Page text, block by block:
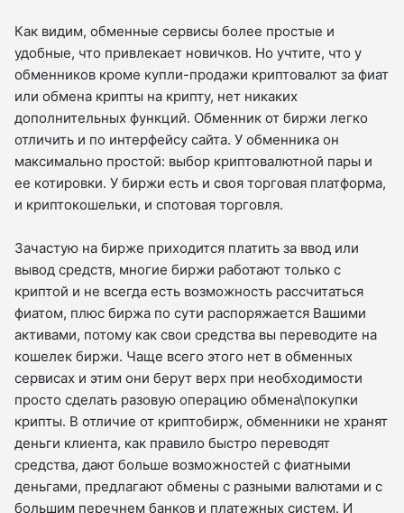
Как видим, обменные сервисы более простые и
удобные, что привлекает новичков. Но учтите, что у
обменников кроме купли-продажи криптовалют за фиат
или обмена крипты на крипту, нет никаких
дополнительных функций. Обменник от биржи легко
отличить и по интерфейсу сайта. У обменника он
максимально простой: выбор криптовалютной пары и
ее котировки. У биржи есть и своя торговая платформа,
и криптокошельки, и спотовая торговля.
Зачастую на бирже приходится платить за ввод или
вывод средств, многие биржи работают только с
криптой и не всегда есть возможность рассчитаться
фиатом, плюс биржа по сути распоряжается Вашими
активами, потому как свои средства вы переводите на
кошелек биржи. Чаще всего этого нет в обменных
сервисах и этим они берут верх при необходимости
просто сделать разовую операцию обмена\покупки
крипты. В отличие от криптобирж, обменники не хранят
деньги клиента, как правило быстро переводят
средства, дают больше возможностей с фиатными
деньгами, предлагают обмены с разными валютами и с
большим перечнем банков и платежных систем. И